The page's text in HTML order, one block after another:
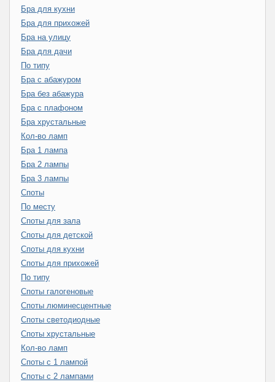
Бра для кухни
Бра для прихожей
Бра на улицу
Бра для дачи
По типу
Бра с абажуром
Бра без абажура
Бра с плафоном
Бра хрустальные
Кол-во ламп
Бра 1 лампа
Бра 2 лампы
Бра 3 лампы
Споты
По месту
Споты для зала
Споты для детской
Споты для кухни
Споты для прихожей
По типу
Споты галогеновые
Споты люминесцентные
Споты светодиодные
Споты хрустальные
Кол-во ламп
Споты с 1 лампой
Споты с 2 лампами